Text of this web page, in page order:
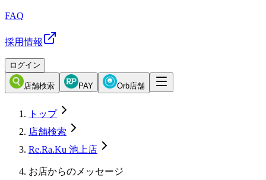
FAQ
採用情報
ログイン
店舗検索 PAY Orb店舗
トップ
店舗検索
Re.Ra.Ku 池上店
お店からのメッセージ